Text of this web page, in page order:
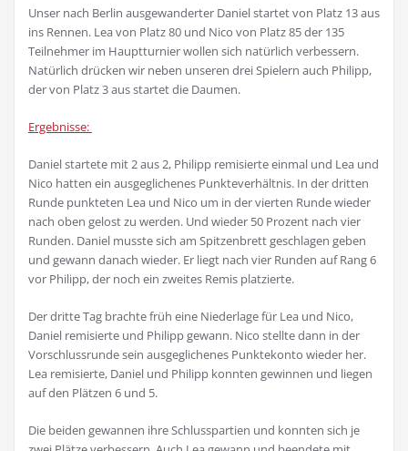
Unser nach Berlin ausgewanderter Daniel startet von Platz 13 aus
ins Rennen. Lea von Platz 80 und Nico von Platz 85 der 135
Teilnehmer im Hauptturnier wollen sich natürlich verbessern.
Natürlich drücken wir neben unseren drei Spielern auch Philipp,
der von Platz 3 aus startet die Daumen.
Ergebnisse:
Daniel startete mit 2 aus 2, Philipp remisierte einmal und Lea und
Nico hatten ein ausgeglichenes Punkteverhältnis. In der dritten
Runde punkteten Lea und Nico um in der vierten Runde wieder
nach oben gelost zu werden. Und wieder 50 Prozent nach vier
Runden. Daniel musste sich am Spitzenbrett geschlagen geben
und gewann danach wieder. Er liegt nach vier Runden auf Rang 6
vor Philipp, der noch ein zweites Remis platzierte.
Der dritte Tag brachte früh eine Niederlage für Lea und Nico,
Daniel remisierte und Philipp gewann. Nico stellte dann in der
Vorschlussrunde sein ausgeglichenes Punktekonto wieder her.
Lea remisierte, Daniel und Philipp konnten gewinnen und liegen
auf den Plätzen 6 und 5.
Die beiden gewannen ihre Schlusspartien und konnten sich je